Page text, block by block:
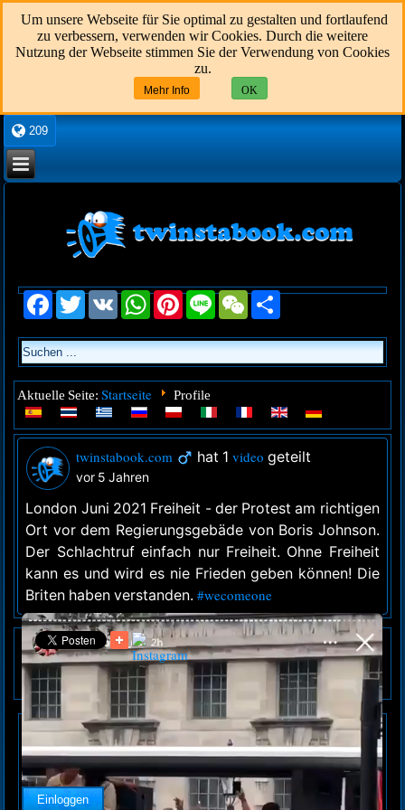
Um unsere Webseite für Sie optimal zu gestalten und fortlaufend
zu verbessern, verwenden wir Cookies. Durch die weitere
Nutzung der Webseite stimmen Sie der Verwendung von Cookies
zu.
Mehr Info OK
209
Facebook
Twitter VK WhatsAppPinterestLine WeChat
Aktuelle Seite:Startseite Profile
twinstabook.com hat 1video geteilt
vor 5 Jahren
London Juni 2021 Freiheit - der Protest am richtigen
Ort vor dem Regierungsgebäde von Boris Johnson.
Der Schlachtruf einfach nur Freiheit. Ohne Freiheit
kann es und wird es nie Frieden geben können! Die
Briten haben verstanden.#wecomeone
Powered by OrdaSoft!
Automatisch einloggen
Einloggen